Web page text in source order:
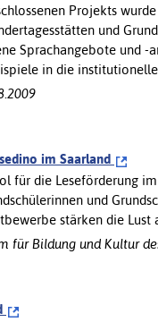
Projekts
und
Sprachangebote und -
in die institutionelle
im Saarland
für die Leseförderung
und
stärken die Lust
für Bildung und Kultur